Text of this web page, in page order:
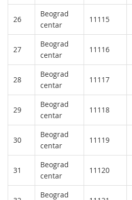
26
Beograd
centar
11115
27
Beograd
centar
11116
28
Beograd
centar
11117
29
Beograd
centar
11118
30
Beograd
centar
11119
31
Beograd
centar
11120
Beograd